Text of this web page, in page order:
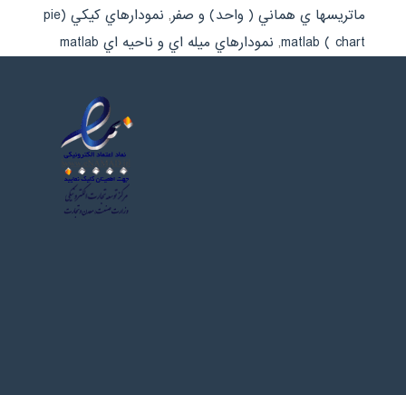
ماتريسها ي هماني ( واحد) و صفر,
نمودارهاي كيكي (pie
chart ) matlab
, نمودارهاي ميله اي و ناحيه اي matlab